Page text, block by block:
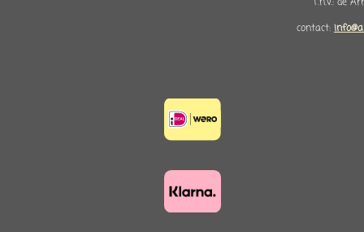
contact: